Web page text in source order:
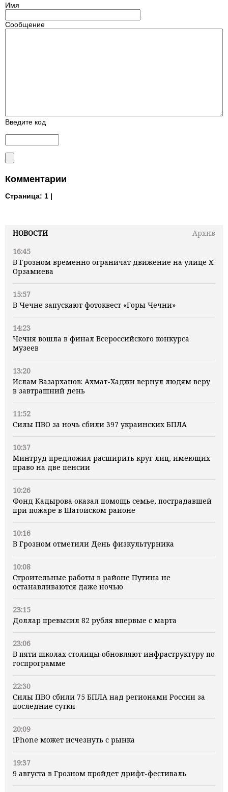
НОВОСТИ
Архив
16:45
В Грозном временно ограничат движение на улице Х.
Орзамиева
15:57
В Чечне запускают фотоквест «Горы Чечни»
14:23
Чечня вошла в финал Всероссийского конкурса
музеев
13:20
Ислам Вазарханов: Ахмат-Хаджи вернул людям веру
в завтрашний день
11:52
Силы ПВО за ночь сбили 397 украинских БПЛА
10:37
Минтруд предложил расширить круг лиц, имеющих
право на две пенсии
10:26
Фонд Кадырова оказал помощь семье, пострадавшей
при пожаре в Шатойском районе
10:16
В Грозном отметили День физкультурника
10:08
Строительные работы в районе Путина не
останавливаются даже ночью
23:15
Доллар превысил 82 рубля впервые с марта
23:06
В пяти школах столицы обновляют инфраструктуру по
госпрограмме
22:30
Силы ПВО сбили 75 БПЛА над регионами России за
последние сутки
20:09
iPhone может исчезнуть с рынка
19:37
9 августа в Грозном пройдет дрифт-фестиваль
Имя
Сообщение
Введите код
Комментарии
Страница: 1 |